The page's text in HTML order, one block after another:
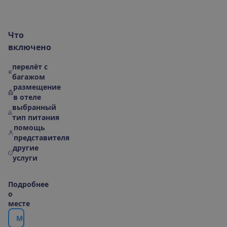
Что
включено
перелёт с
багажом
размещение
в отеле
выбранный
тип питания
помощь
представителя
другие
услуги
Подробнее
о
месте
Ме